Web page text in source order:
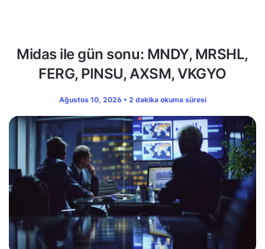
Midas ile gün sonu: MNDY, MRSHL,
FERG, PINSU, AXSM, VKGYO
Ağustos 10, 2026 • 2 dakika okuma süresi